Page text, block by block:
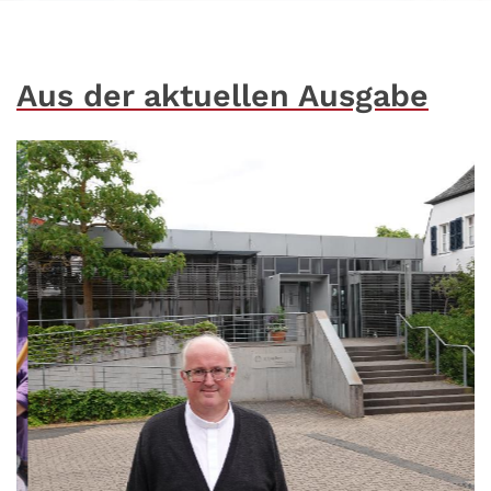
Aus der aktuellen Ausgabe